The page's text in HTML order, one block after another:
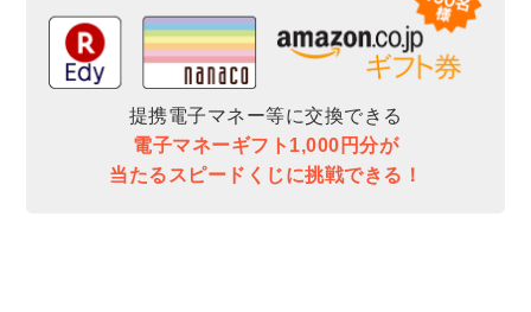
提携電子マネー等に交換できる
電子マネーギフト1,000円分が
当たるスピードくじに挑戦できる！